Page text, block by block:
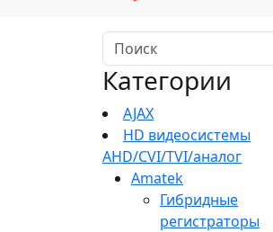
Категории
AJAX
HD видеосистемы
AHD/CVI/TVI/аналог
Amatek
Гибридные
регистраторы